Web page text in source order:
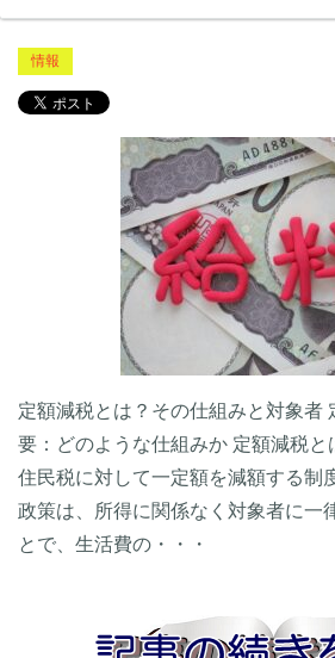
情報
定額減税とは？その仕組みと対象者
要：どのような仕組みか 定額減税
住民税に対して一定額を減額する制
政策は、所得に関係なく対象者に一
とで、生活費の・・・